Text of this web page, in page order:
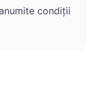
condiții